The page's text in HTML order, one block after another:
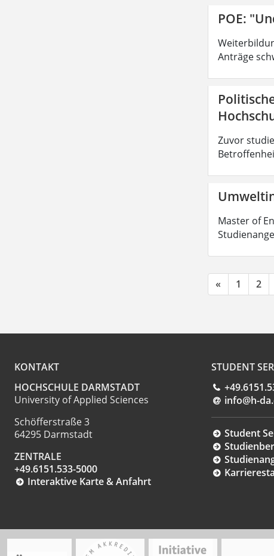
POE:
Anträge
Zuvor
Master of
« 1 2
KONTAKT
HOCHSCHULE DARMSTADT
University of Applied Sciences
Schöfferstraße 3
64295 Darmstadt
ZENTRALE
+49.6151.533-5000
Interaktive Karte & Anfahrt
STUDENT
info@h-da.
Student